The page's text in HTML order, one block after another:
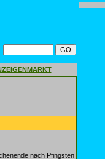
nach Pfingsten